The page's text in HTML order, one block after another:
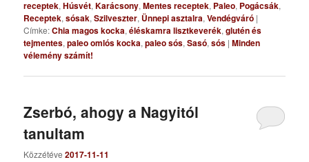
receptek,Húsvét,Karácsony,Mentes receptek, Paleo, Pogácsák,
Receptek,sósak,Szilveszter, Ünnepi asztalra,Vendégváró |
Címke:Chia magos kocka,éléskamra lisztkeverék,glutén és
tejmentes,paleo omlós kocka,paleo sós,Sasó,sós |Minden
vélemény számít!
Zserbó, ahogy a Nagyitól
tanultam
Közzétéve2017-11-11